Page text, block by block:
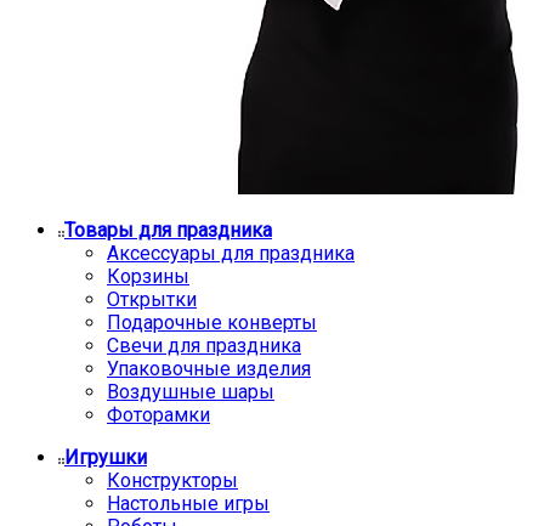
Товары для праздника
Аксессуары для праздника
Корзины
Открытки
Подарочные конверты
Свечи для праздника
Упаковочные изделия
Воздушные шары
Фоторамки
Игрушки
Конструкторы
Настольные игры